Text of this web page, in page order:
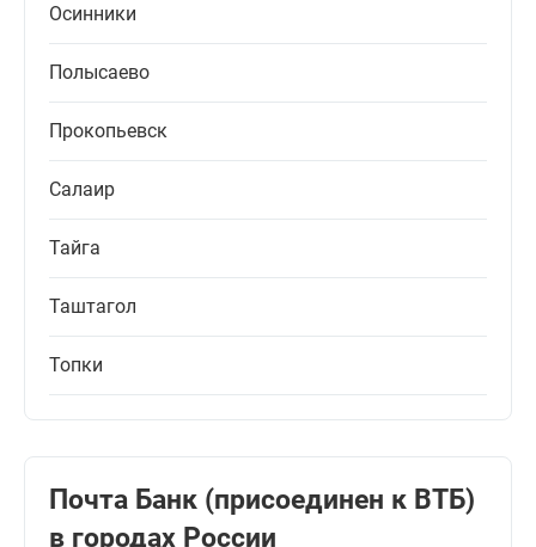
Осинники
Полысаево
Прокопьевск
Салаир
Тайга
Таштагол
Топки
Почта Банк (присоединен к ВТБ)
в городах России